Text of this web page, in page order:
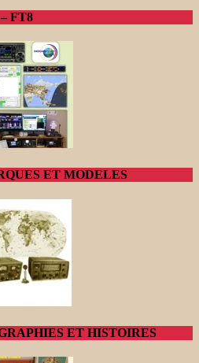
FT8
ET MODELES
ET HISTOIRES